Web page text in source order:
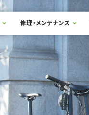
修理・メンテナンス